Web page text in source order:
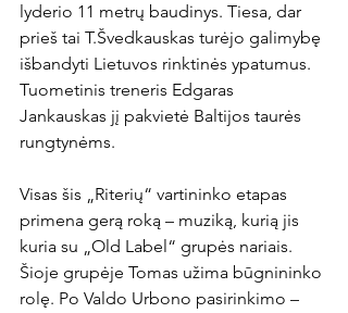
lyderio 11 metrų baudinys. Tiesa, dar
prieš tai T.Švedkauskas turėjo galimybę
išbandyti Lietuvos rinktinės ypatumus.
Tuometinis treneris Edgaras
Jankauskas jį pakvietė Baltijos taurės
rungtynėms.
Visas šis „Riterių“ vartininko etapas
primena gerą roką – muziką, kurią jis
kuria su „Old Label“ grupės nariais.
Šioje grupėje Tomas užima būgnininko
rolę. Po Valdo Urbono pasirinkimo –